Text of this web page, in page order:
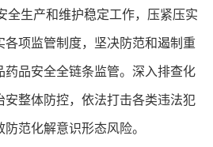
全生产和维护稳定工作，压紧压实
项监管制度，坚决防范和遏制重
品安全全链条监管。深入排查化
整体防控，依法打击各类违法犯
范化解意识形态风险。